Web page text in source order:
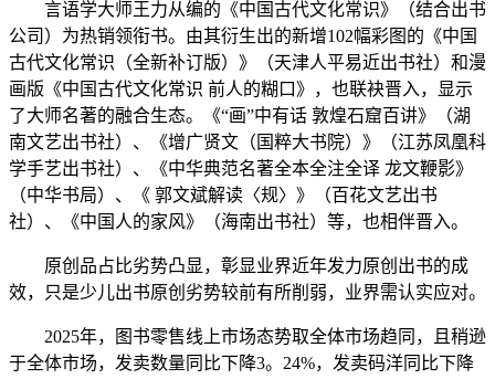
言语学大师王力从编的《中国古代文化常识》（结合出书
公司）为热销领衔书。由其衍生出的新增102幅彩图的《中国
古代文化常识（全新补订版）》（天津人平易近出书社）和漫
画版《中国古代文化常识 前人的糊口》，也联袂晋入，显示
了大师名著的融合生态。《“画”中有话 敦煌石窟百讲》（湖
南文艺出书社）、《增广贤文（国粹大书院）》（江苏凤凰科
学手艺出书社）、《中华典范名著全本全注全译 龙文鞭影》
（中华书局）、《 郭文斌解读〈规〉》（百花文艺出书
社）、《中国人的家风》（海南出书社）等，也相伴晋入。
原创品占比劣势凸显，彰显业界近年发力原创出书的成
效，只是少儿出书原创劣势较前有所削弱，业界需认实应对。
2025年，图书零售线上市场态势取全体市场趋同，且稍逊
于全体市场，发卖数量同比下降3。24%，发卖码洋同比下降